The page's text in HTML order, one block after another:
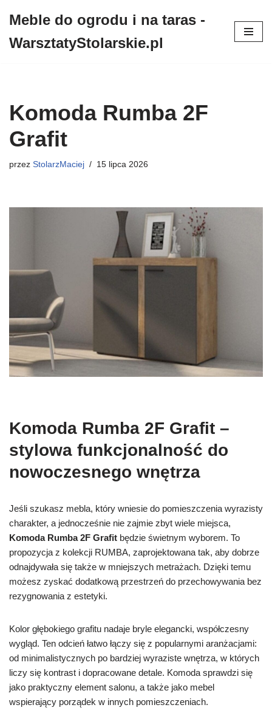
do
Meble do ogrodu i na taras -
WarsztatyStolarskie.pl
Komoda Rumba 2F
Grafit
przez StolarzMaciej 15 lipca 2026
Komoda Rumba 2F Grafit –
stylowa funkcjonalność do
nowoczesnego wnętrza
Jeśli szukasz mebla, który wniesie do pomieszczenia wyrazisty
charakter, a jednocześnie nie zajmie zbyt wiele miejsca,
Komoda Rumba 2F Grafit będzie świetnym wyborem. To
propozycja z kolekcji RUMBA, zaprojektowana tak, aby dobrze
odnajdywała się także w mniejszych metrażach. Dzięki temu
możesz zyskać dodatkową przestrzeń do przechowywania bez
rezygnowania z estetyki.
Kolor głębokiego grafitu nadaje bryle elegancki, współczesny
wygląd. Ten odcień łatwo łączy się z popularnymi aranżacjami:
od minimalistycznych po bardziej wyraziste wnętrza, w których
liczy się kontrast i dopracowane detale. Komoda sprawdzi się
jako praktyczny element salonu, a także jako mebel
wspierający porządek w innych pomieszczeniach.